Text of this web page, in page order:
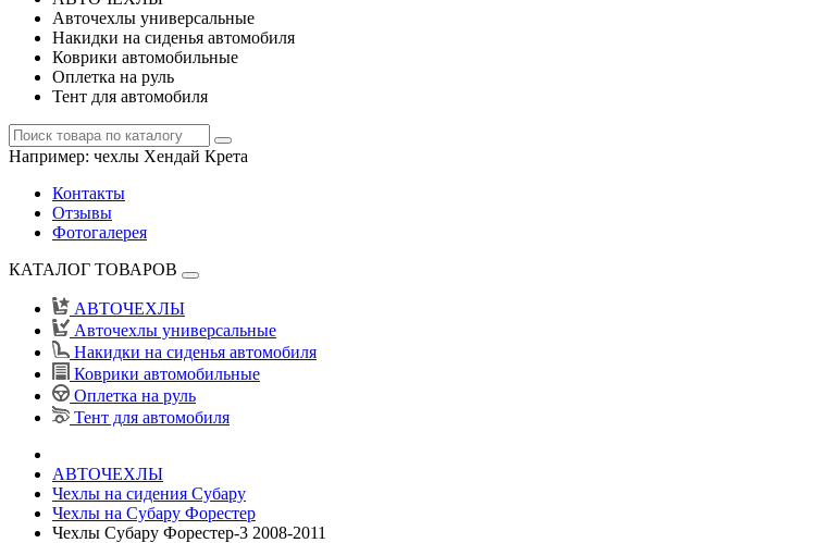
Авточехлы универсальные
Накидки на сиденья автомобиля
Коврики автомобильные
Оплетка на руль
Тент для автомобиля
Например: чехлы Хендай Крета
Контакты
Отзывы
Фотогалерея
КАТАЛОГ ТОВАРОВ
АВТОЧЕХЛЫ
Авточехлы универсальные
Накидки на сиденья автомобиля
Коврики автомобильные
Оплетка на руль
Тент для автомобиля
АВТОЧЕХЛЫ
Чехлы на сидения Субару
Чехлы на Субару Форестер
Чехлы Субару Форестер-3 2008-2011